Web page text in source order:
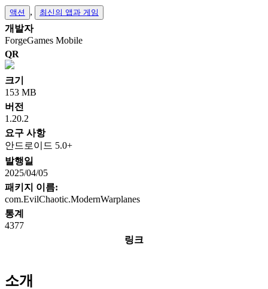
액션 , 최신의 앱과 게임
개발자
ForgeGames Mobile
QR
크기
153 MB
버전
1.20.2
요구 사항
안드로이드 5.0+
발행일
2025/04/05
패키지 이름:
com.EvilChaotic.ModernWarplanes
통계
4377
링크
소개